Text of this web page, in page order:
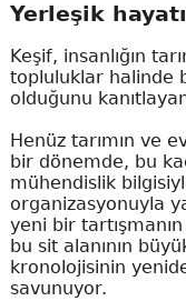
Yerleşik
Keşif, insanlığın
topluluklar halinde
olduğunu
Henüz tarımın ve
bir dönemde, bu
mühendislik
organizasyonuyla
yeni bir
bu sit alanının
kronolojisinin
savunuyor.